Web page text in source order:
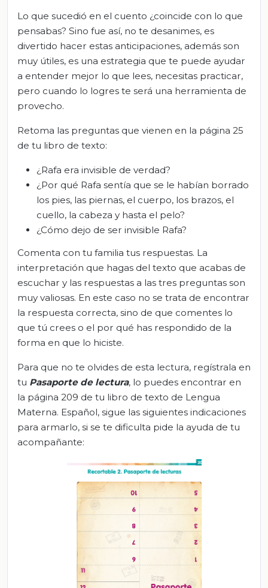
Lo que sucedió en el cuento ¿coincide con lo que
pensabas? Sino fue así, no te desanimes, es
divertido hacer estas anticipaciones, además son
muy útiles, es una estrategia que te puede ayudar
a entender mejor lo que lees, necesitas practicar,
pero cuando lo logres te será una herramienta de
provecho.
Retoma las preguntas que vienen en la página 25
de tu libro de texto:
¿Rafa era invisible de verdad?
¿Por qué Rafa sentía que se le habían borrado
los pies, las piernas, el cuerpo, los brazos, el
cuello, la cabeza y hasta el pelo?
¿Cómo dejo de ser invisible Rafa?
Comenta con tu familia tus respuestas. La
interpretación que hagas del texto que acabas de
escuchar y las respuestas a las tres preguntas son
muy valiosas. En este caso no se trata de encontrar
la respuesta correcta, sino de que comentes lo
que tú crees o el por qué has respondido de la
forma en que lo hiciste.
Para que no te olvides de esta lectura, regístrala en
tu Pasaporte de lectura, lo puedes encontrar en
la página 209 de tu libro de texto de Lengua
Materna. Español, sigue las siguientes indicaciones
para armarlo, si se te dificulta pide la ayuda de tu
acompañante: